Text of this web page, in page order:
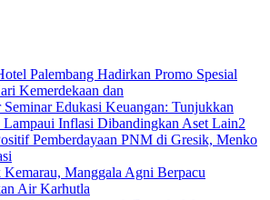
Palembang Hadirkan Promo Spesial
Kemerdekaan dan
Seminar Edukasi Keuangan: Tunjukkan
Inflasi Dibandingkan Aset Lain2
Pemberdayaan PNM di Gresik, Menko
Manggala Agni Berpacu
Air Karhutla